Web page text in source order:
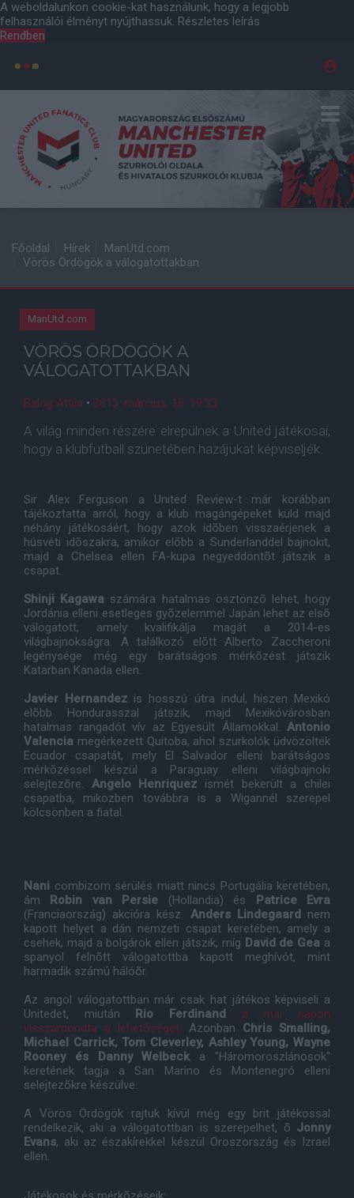
A weboldalunkon cookie-kat használunk, hogy a legjobb
felhasználói élményt nyújthassuk. Részletes leírás
Rendben
Főoldal Hírek
ManUtd.com
Vörös Ördögök a válogatottakban
ManUtd.com
VÖRÖS ÖRDÖGÖK A
VÁLOGATOTTAKBAN
Balog Attila • 2013. március. 18. 19:33
A világ minden részére elrepülnek a United játékosai,
hogy a klubfutball szünetében hazájukat képviseljék.
Sir Alex Ferguson a United Review-t már korábban
tájékoztatta arról, hogy a klub magángépeket küld majd
néhány játékosáért, hogy azok idõben visszaérjenek a
húsvéti idõszakra, amikor elõbb a Sunderlanddel bajnokit,
majd a Chelsea ellen FA-kupa negyeddöntõt játszik a
csapat.
Shinji Kagawa számára hatalmas ösztönzõ lehet, hogy
Jordánia elleni esetleges gyõzelemmel Japán lehet az elsõ
válogatott, amely kvalifikálja magát a 2014-es
világbajnokságra. A találkozó elõtt Alberto Zaccheroni
legénysége még egy barátságos mérkõzést játszik
Katarban Kanada ellen.
Javier Hernandez is hosszú útra indul, hiszen Mexikó
elõbb Hondurasszal játszik, majd Mexikóvárosban
hatalmas rangadót vív az Egyesült Államokkal. Antonio
Valencia megérkezett Quitoba, ahol szurkolók üdvözölték
Ecuador csapatát, mely El Salvador elleni barátságos
mérkõzéssel készül a Paraguay elleni világbajnoki
selejtezõre. Angelo Henriquez ismét bekerült a chilei
csapatba, miközben továbbra is a Wigannél szerepel
kölcsönben a fiatal.
Nani combizom sérülés miatt nincs Portugália keretében,
ám
Robin van Persie (Hollandia) és
Patrice Evra
(Franciaország) akcióra kész. Anders Lindegaard
nem
kapott helyet a dán nemzeti csapat keretében, amely a
csehek, majd a bolgárok ellen játszik, míg David de Gea a
spanyol felnõtt válogatottba kapott meghívót, mint
harmadik számú hálóõr.
Az angol válogatottban már csak hat játékos képviseli a
Unitedet, miután
Rio Ferdinand
a mai napon
visszamondta a lehetõséget. Azonban Chris Smalling,
Michael Carrick, Tom Cleverley, Ashley Young, Wayne
Rooney és Danny Welbecka "Háromoroszlánosok"
keretének tagja a San Marino és Montenegró elleni
selejtezõkre készülve.
A Vörös Ördögök rajtuk kívül még egy brit játékossal
rendelkezik, aki a válogatottban is szerepelhet, õ Jonny
Evans, aki az északírekkel készül Oroszország és Izrael
ellen.